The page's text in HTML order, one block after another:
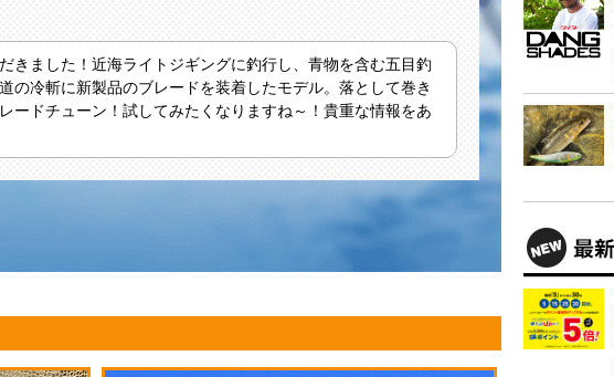
きました！近海ライトジギングに釣行し、青物を含む五目釣
の冷斬に新製品のブレードを装着したモデル。落として巻き
ードチューン！試してみたくなりますね～！貴重な情報をあ